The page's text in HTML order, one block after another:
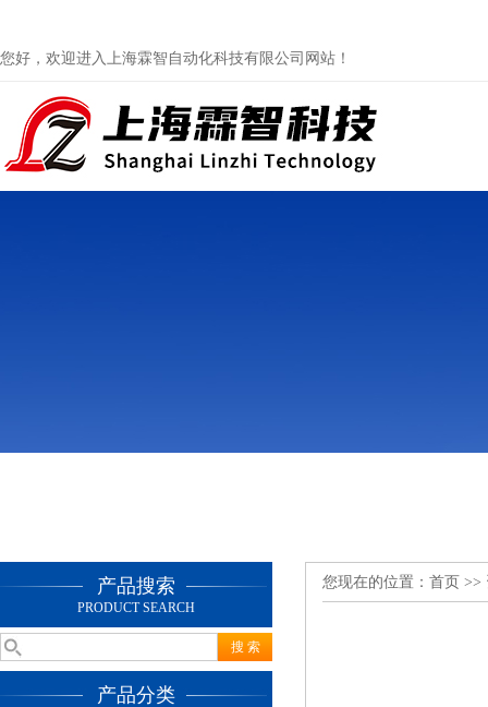
您好，欢迎进入上海霖智自动化科技有限公司网站！
产品搜索
PRODUCT SEARCH
产品分类
您现在的位置： 首页 >>